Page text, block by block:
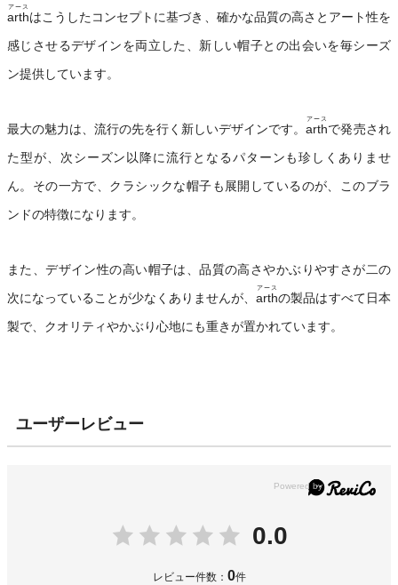
arth
アース
はこうしたコンセプトに基づき、確かな品質の高さとアート性を
感じさせるデザインを両立した、新しい帽子との出会いを毎シーズ
ン提供しています。
最大の魅力は、流行の先を行く新しいデザインです。 arth
アース
で発売され
た型が、次シーズン以降に流行となるパターンも珍しくありませ
ん。その一方で、クラシックな帽子も展開しているのが、このブラ
ンドの特徴になります。
また、デザイン性の高い帽子は、品質の高さやかぶりやすさが二の
次になっていることが少なくありませんが、 arth
アース
の製品はすべて日本
製で、クオリティやかぶり心地にも重きが置かれています。
ユーザーレビュー
0.0
レビュー件数： 0件